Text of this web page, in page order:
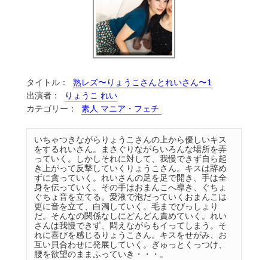
タイトル：熟レズ〜りょうこさんとれいさん〜1
出演者：
りょうこ れい
カテゴリー：素人 マニア・フェチ
いちゃつきながらりょうこさんの上から優しいキス
をするれいさん。まさぐりながらいろんな場所を弄
っていく。しかしそれに対して、我慢できず自ら起
き上がって反撃していくりょうこさん。キスは辞め
ずに貪っていく。れいさんの足を足で開き、手は全
身を伝っていく。その手はおまんこへ導き、ぐちょ
ぐちょ音を立てる。愛液で泡だっていくおまんこは
更に音を立て、白濁していく。毛までびっしょり
だ。そんなの関係なしにどんどん責めていく。れい
さんは我慢できず、悶えながらもイってしまう。そ
れに喜びを感じるりょうこさん。キスをせがみ、お
互い貝合わせに発展していく。ぎゅっとくっつけ、
腰を欲望のままふっていき・・・。